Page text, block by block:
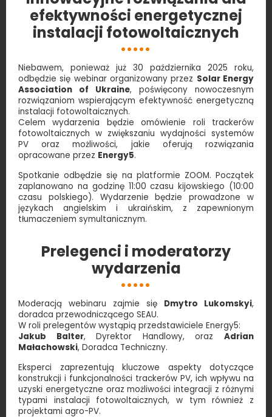
efektywności energetycznej
instalacji fotowoltaicznych
Niebawem, ponieważ już 30 października 2025 roku,
odbędzie się webinar organizowany przez Solar Energy
Association of Ukraine, poświęcony nowoczesnym
rozwiązaniom wspierającym efektywność energetyczną
instalacji fotowoltaicznych.
Celem wydarzenia będzie omówienie roli trackerów
fotowoltaicznych w zwiększaniu wydajności systemów
PV oraz możliwości, jakie oferują rozwiązania
opracowane przez Energy5.
Spotkanie odbędzie się na platformie ZOOM. Początek
zaplanowano na godzinę 11:00 czasu kijowskiego (10:00
czasu polskiego). Wydarzenie będzie prowadzone w
językach angielskim i ukraińskim, z zapewnionym
tłumaczeniem symultanicznym.
Prelegenci i moderatorzy
wydarzenia
Moderacją webinaru zajmie się Dmytro Lukomskyi,
doradca przewodniczącego SEAU.
W roli prelegentów wystąpią przedstawiciele Energy5:
Jakub Balter, Dyrektor Handlowy, orazAdrian
Małachowski, Doradca Techniczny.
Eksperci zaprezentują kluczowe aspekty dotyczące
konstrukcji i funkcjonalności trackerów PV, ich wpływu na
uzyski energetyczne oraz możliwości integracji z różnymi
typami instalacji fotowoltaicznych, w tym również z
projektami agro-PV.